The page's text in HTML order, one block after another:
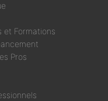
et Formations
Pros